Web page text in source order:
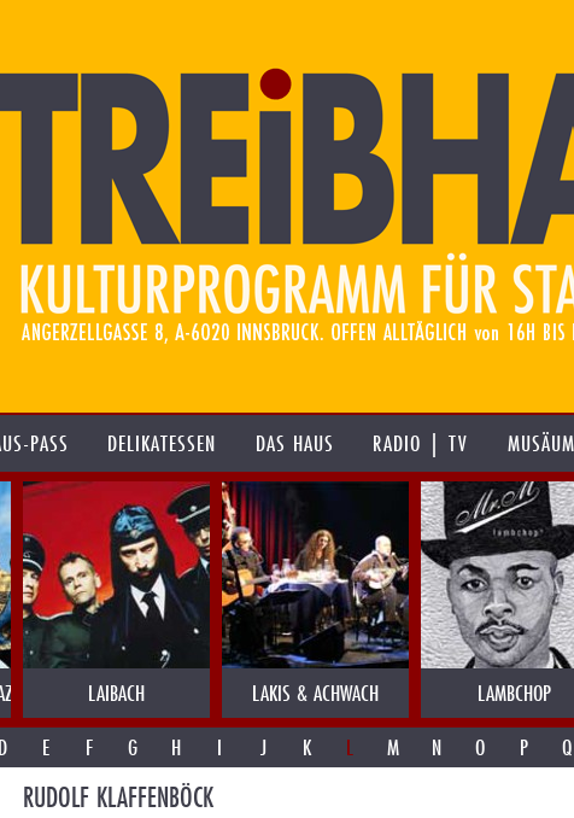
PASS DELIKATESSEN DAS HAUS RADIO | TV MUSÄUM
LAIBACH LAKIS & ACHWACH LAMBCHOP
D E F G H I J K L M N O P Q
RUDOLF KLAFFENBÖCK